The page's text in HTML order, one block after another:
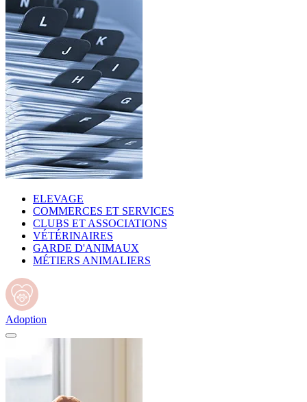
ELEVAGE
COMMERCES ET SERVICES
CLUBS ET ASSOCIATIONS
VÉTÉRINAIRES
GARDE D'ANIMAUX
MÉTIERS ANIMALIERS
Adoption